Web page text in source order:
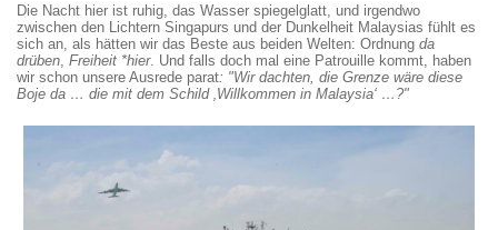
Die Nacht hier ist ruhig, das Wasser spiegelglatt, und irgendwo
zwischen den Lichtern Singapurs und der Dunkelheit Malaysias fühlt es
sich an, als hätten wir das Beste aus beiden Welten: Ordnung da
drüben Freiheit *hier. Und falls doch mal eine Patrouille kommt, haben
wir schon unsere Ausrede parat: "Wir dachten, die Grenze wäre diese
Boje da … die mit dem Schild ‚Willkommen in Malaysia‘ …?"